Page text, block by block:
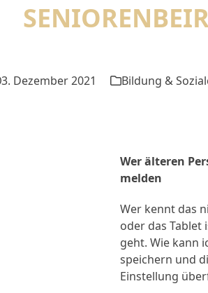
3. Dezember 2021 Bildung &
Wer älteren
melden
Wer kennt das
oder das Tablet
geht. Wie kann
speichern und
Einstellung